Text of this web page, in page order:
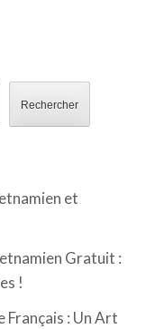
Rechercher
et
Gratuit :
!
Français : Un Art